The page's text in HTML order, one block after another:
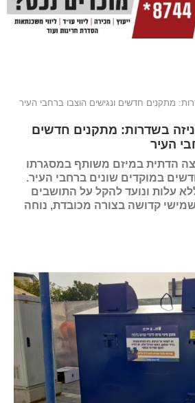
מתקנים חדשים ונגישים הוצבו ברחבי העיר
בשדרות: מתקנים חדשים
העיר
הדתית במיזם משותף במסגרתו
במוקדים שונים ברחבי העיר.
עלות ונועד להקל על התושבים
קדושה בצורה מכובדת, נוחה